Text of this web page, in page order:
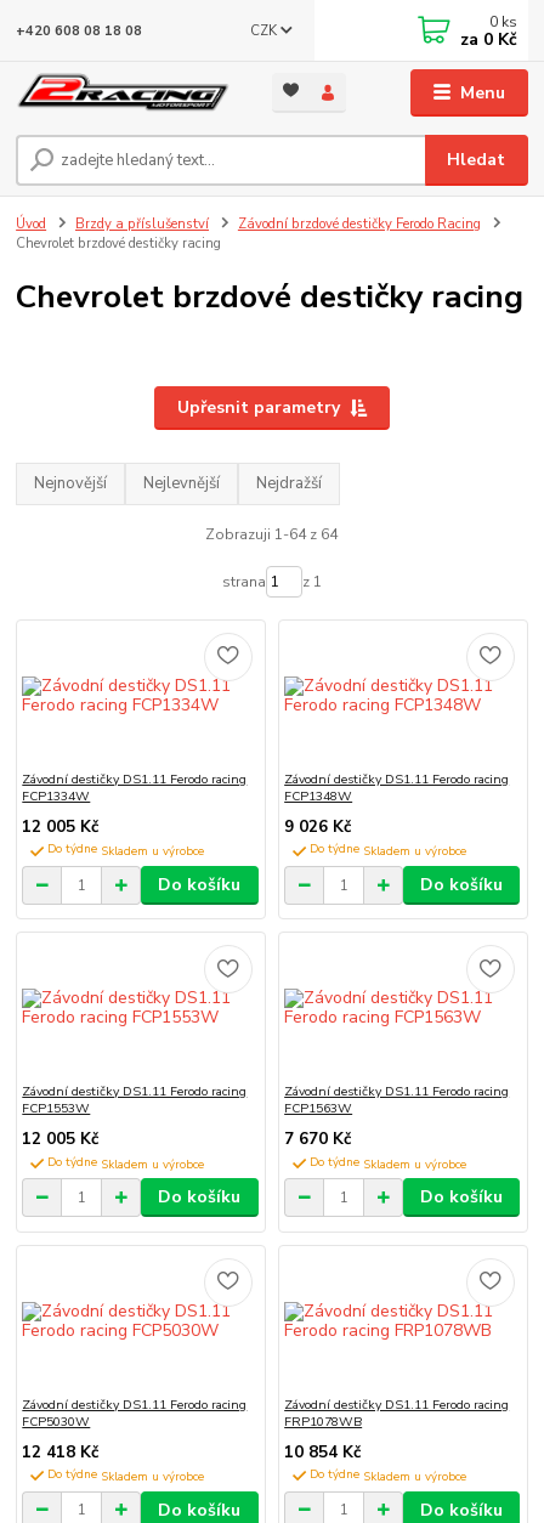
Menu
CZK
Hledat
+420 608 08 18 08 0 ks
za 0 Kč
Úvod Brzdy a příslušenství
Závodní brzdové destičky Ferodo Racing
Chevrolet brzdové destičky racing
Chevrolet brzdové destičky racing
Upřesnit parametry
Nejnovější Nejlevnější Nejdražší
Zobrazuji 1-64 z 64
strana z 1
Závodní destičky DS1.11 Ferodo racing
FCP1334W
12 005 Kč
Do týdne
Do košíku
Závodní destičky DS1.11 Ferodo racing
FCP1348W
9 026 Kč
Do týdne
Do košíku
Závodní destičky DS1.11 Ferodo racing
FCP1553W
12 005 Kč
Do týdne
Do košíku
Závodní destičky DS1.11 Ferodo racing
FCP1563W
7 670 Kč
Do týdne
Do košíku
Závodní destičky DS1.11 Ferodo racing
FCP5030W
12 418 Kč
Do týdne
Do košíku
Závodní destičky DS1.11 Ferodo racing
FRP1078WB
10 854 Kč
Do týdne
Do košíku